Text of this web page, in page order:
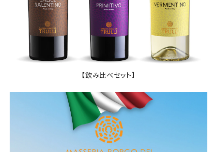
【飲み比べセット】